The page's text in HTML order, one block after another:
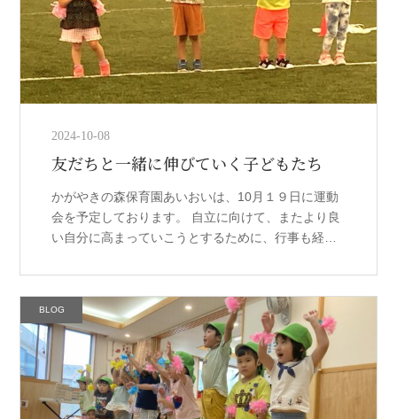
2024-10-08
友だちと一緒に伸びていく子どもたち
かがやきの森保育園あいおいは、10月１９日に運動
会を予定しております。 自立に向けて、またより良
い自分に高まっていこうとするために、行事も経験
ております。 自分一人ではなく、 […]
BLOG